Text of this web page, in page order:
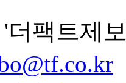
'더팩트제